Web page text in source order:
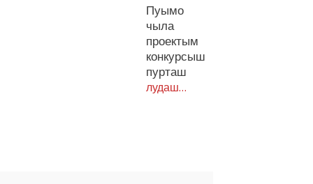
Пуымо
чыла
проектым
конкурсыш
пурташ
лудаш…